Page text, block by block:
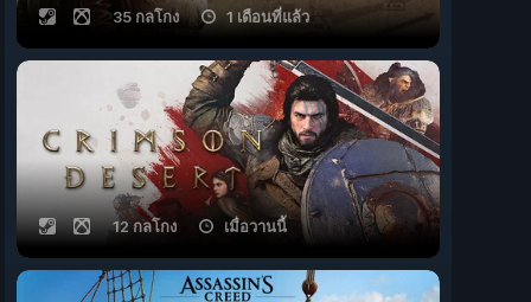
35 กลโกง 1 เดือนที่แล้ว
12 กลโกง เมื่อวานนี้